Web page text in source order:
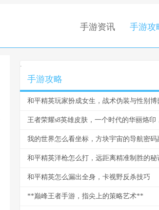
手游资讯 手游攻
.
手游攻略
我的世界怎么看坐标，方块宇宙的导航密码
和平精英洋枪怎么打，远距离精准制胜的秘
和平精英怎么漏出全身，卡视野反杀技巧
**巅峰王者手游，指尖上的策略艺术**